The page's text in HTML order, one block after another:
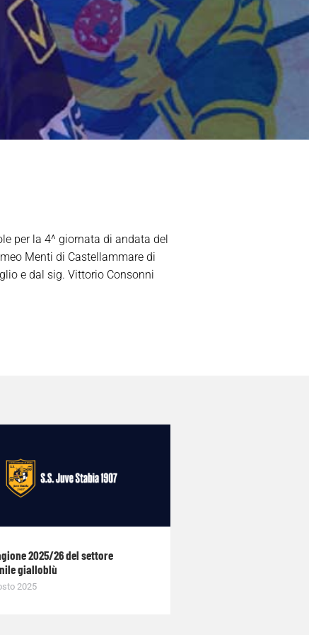
per la 4^ giornata di andata del
Menti di Castellammare di
e dal sig. Vittorio Consonni
2025/26 del settore
gialloblù
2025